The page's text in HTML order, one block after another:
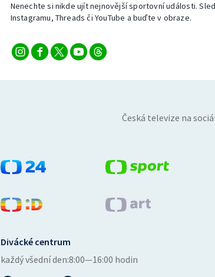
Nenechte si nikde ujít nejnovější sportovní události.
Instagramu, Threads či YouTube a buďte v obraze.
Česká televize na
Divácké centrum
každý všední den:8:00—16:00 hodin